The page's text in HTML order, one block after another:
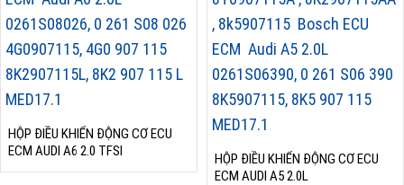
HỘP ĐIỀU KHIỂN ĐỘNG CƠ ECU
ECM AUDI A6 2.0 TFSI
HỘP ĐIỀU KHIỂN ĐỘNG CƠ ECU
ECM AUDI A5 2.0L